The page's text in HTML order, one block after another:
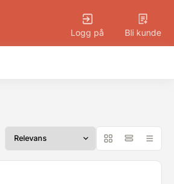
Logg på Bli kunde